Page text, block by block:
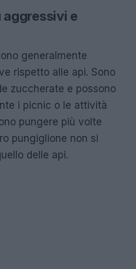
aggressivi e
generalmente
rispetto alle api. Sono
zuccherate e possono
i picnic o le attività
pungere più volte
pungiglione non si
delle api.